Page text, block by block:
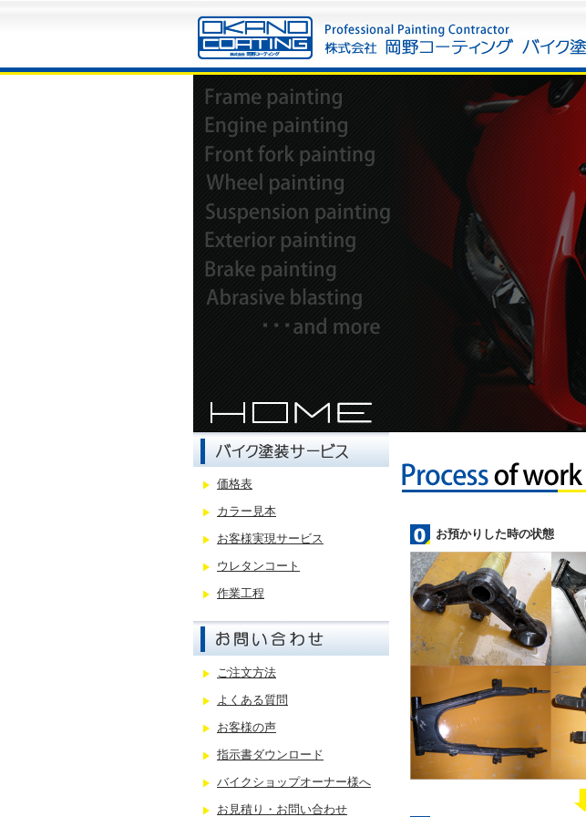
価格表
カラー見本
お客様実現サービス
ウレタンコート
作業工程
ご注文方法
よくある質問
お客様の声
指示書ダウンロード
バイクショップオーナー様へ
お見積り・お問い合わせ
お預かりした時の状態